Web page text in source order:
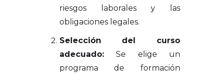
riesgos laborales y las
obligaciones legales.
Selección del curso
adecuado:Se elige un
programa de formación